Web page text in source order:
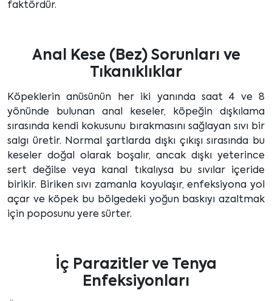
faktördür.
Anal Kese (Bez) Sorunları ve
Tıkanıklıklar
Köpeklerin anüsünün her iki yanında saat 4 ve 8
yönünde bulunan anal keseler, köpeğin dışkılama
sırasında kendi kokusunu bırakmasını sağlayan sıvı bir
salgı üretir. Normal şartlarda dışkı çıkışı sırasında bu
keseler doğal olarak boşalır, ancak dışkı yeterince
sert değilse veya kanal tıkalıysa bu sıvılar içeride
birikir. Biriken sıvı zamanla koyulaşır, enfeksiyona yol
açar ve köpek bu bölgedeki yoğun baskıyı azaltmak
için poposunu yere sürter.
İç Parazitler ve Tenya
Enfeksiyonları